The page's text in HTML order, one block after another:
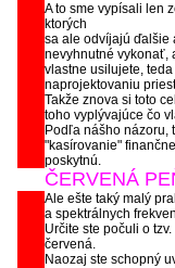
A to sme vypísali len
ktorých
sa ale odvíjajú ďalšie
nevyhnutné vykonať,
vlastne usilujete,
naprojektovaniu
Takže znova si toto
toho vyplývajúce čo
Podľa nášho názoru,
"kasírovanie"
poskytnú.
ČERVENÁ
Ale ešte taký malý
a spektrálnych
Určite ste počuli o
červená.
Naozaj ste schopný